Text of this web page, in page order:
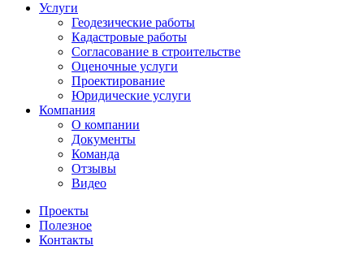
Услуги
Геодезические работы
Кадастровые работы
Согласование в строительстве
Оценочные услуги
Проектирование
Юридические услуги
Компания
О компании
Документы
Команда
Отзывы
Видео
Проекты
Полезное
Контакты